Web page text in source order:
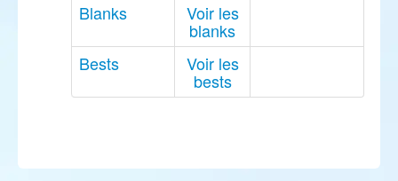
Blanks Voir les
blanks
Bests
Voir les
bests